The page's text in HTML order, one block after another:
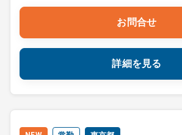
お問合せ
詳細を見る